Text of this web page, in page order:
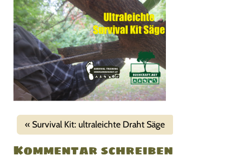
Survival Kit: ultraleichte Draht Säge
Kommentar schreiben